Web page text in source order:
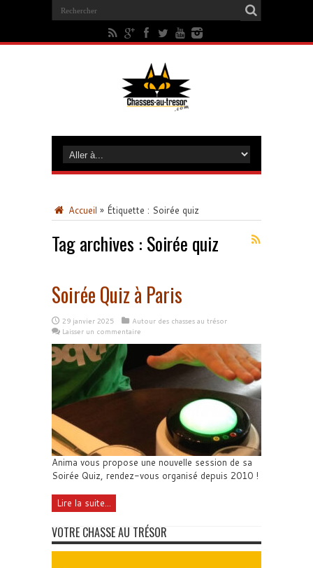
Accueil » Étiquette : Soirée quiz
Tag archives : Soirée quiz
Soirée Quiz à Paris
29 janvier 2025
Autour des chasses au trésor
Laisser un commentaire
Anima vous propose une nouvelle session de sa
Soirée Quiz, rendez-vous organisé depuis 2010 !
Lire la suite...
VOTRE CHASSE AU TRÉSOR